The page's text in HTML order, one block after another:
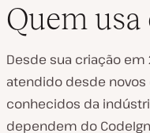
Quem usa
Desde sua criação
atendido desde
conhecidos da
dependem do